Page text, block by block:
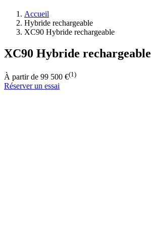
Accueil
Hybride rechargeable
XC90 Hybride rechargeable
XC90 Hybride rechargeable
À partir de 99 500 €(1)
Réserver un essai